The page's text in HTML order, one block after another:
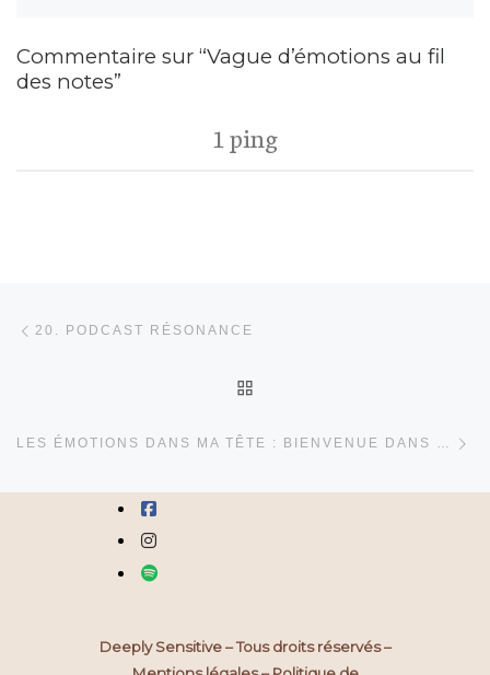
Commentaire sur “Vague d’émotions au fil
des notes”
1 ping
20. PODCAST RÉSONANCE
LES ÉMOTIONS DANS MA TÊTE : BIENVENUE DANS VICE-VERSA
Deeply Sensitive – Tous droits réservés –